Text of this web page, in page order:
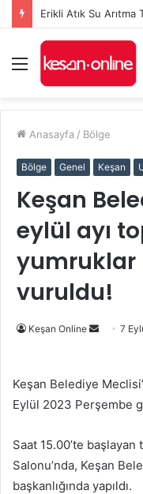
Menü
Anasayfa / Bölge
Bölge Genel Keşan
Keşan
eylül ayı
yumruklar
vuruldu!
Keşan Online
Bir
7
Keşan Belediye
Eylül 2023 Perşembe
Saat 15.00’te
Salonu’nda, Keşan
başkanlığında yapıldı.